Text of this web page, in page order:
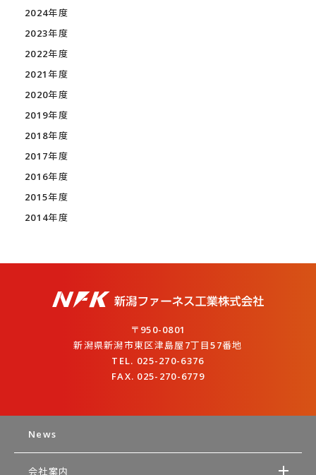
2024年度
2023年度
2022年度
2021年度
2020年度
2019年度
2018年度
2017年度
2016年度
2015年度
2014年度
〒950-0801
新潟県新潟市東区津島屋7丁目57番地
TEL. 025-270-6376
FAX. 025-270-6779
News
会社案内